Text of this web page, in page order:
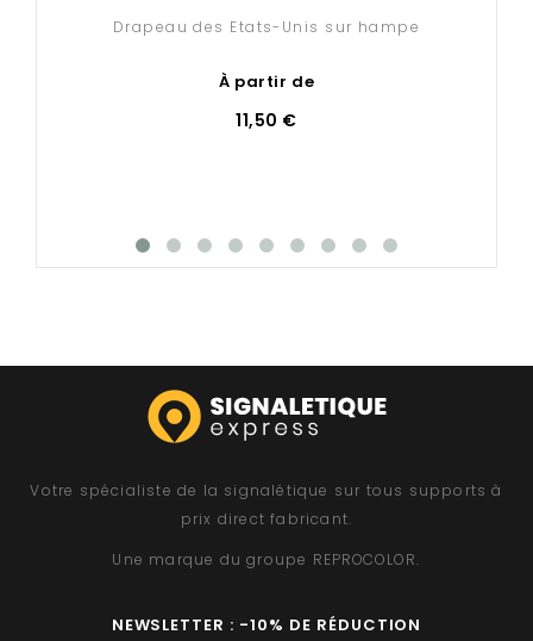
Drapeau des Etats-Unis sur hampe
À partir de
11,50 €
Votre spécialiste de la signalétique sur tous supports à
prix direct fabricant.
Une marque du groupe REPROCOLOR.
NEWSLETTER : -10% DE RÉDUCTION